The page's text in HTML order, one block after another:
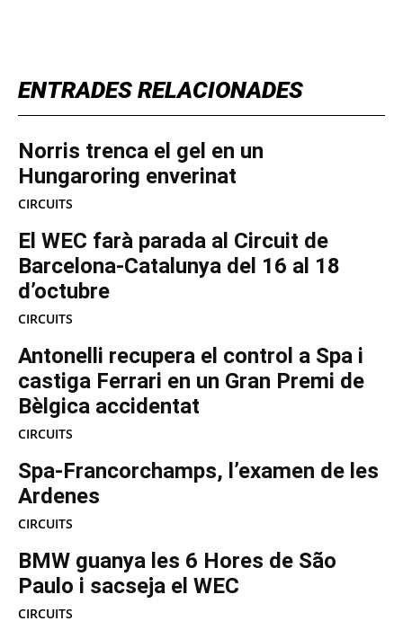
ENTRADES RELACIONADES
Norris trenca el gel en un
Hungaroring enverinat
CIRCUITS
El WEC farà parada al Circuit de
Barcelona-Catalunya del 16 al 18
d’octubre
CIRCUITS
Antonelli recupera el control a Spa i
castiga Ferrari en un Gran Premi de
Bèlgica accidentat
CIRCUITS
Spa-Francorchamps, l’examen de les
Ardenes
CIRCUITS
BMW guanya les 6 Hores de São
Paulo i sacseja el WEC
CIRCUITS